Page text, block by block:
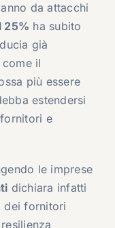
da attacchi
25% ha subito
già
il
più essere
estendersi
e
le imprese
dichiara infatti
dei fornitori